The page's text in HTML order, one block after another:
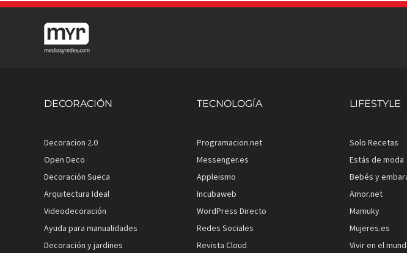
DECORACIÓN
Decoracion 2.0
Open Deco
Decoración Sueca
Arquitectura Ideal
Videodecoración
Ayuda para manualidades
Decoración y jardines
TECNOLOGÍA
Programacion.net
Messenger.es
Appleismo
Incubaweb
WordPress Directo
Redes Sociales
Revista Cloud
LIFESTYLE
Solo Recetas
Estás de moda
Bebés y
Amor.net
Mamuky
Mujeres.es
Vivir en el